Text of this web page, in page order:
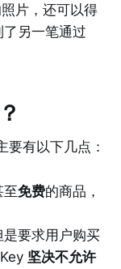
片，还可以得
另一笔通过
要有以下几点：
至免费的商品，
要求用户购买
坚决不允许